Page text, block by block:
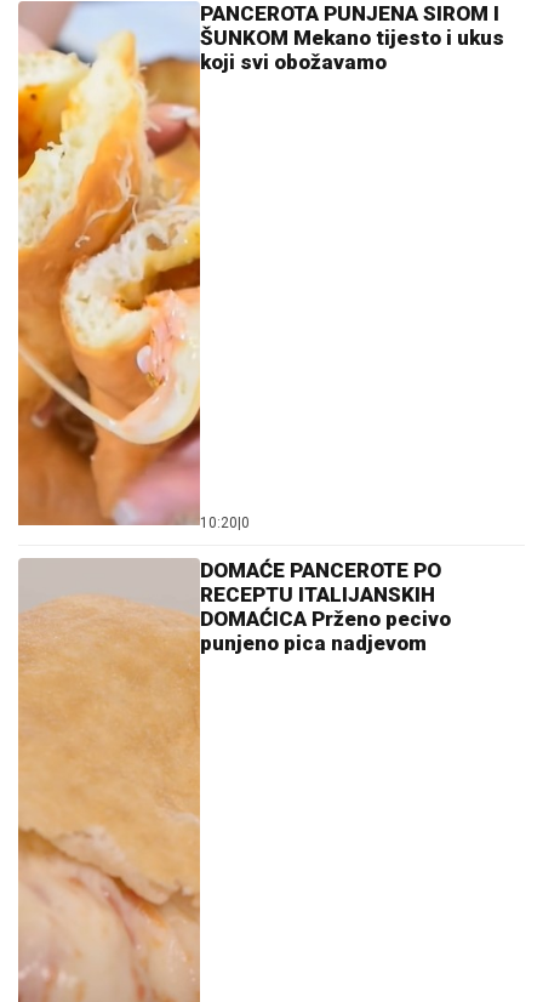
PANCEROTA PUNJENA SIROM I
ŠUNKOM Mekano tijesto i ukus
koji svi obožavamo
10:20 0
DOMAĆE PANCEROTE PO
RECEPTU ITALIJANSKIH
DOMAĆICA Prženo pecivo
punjeno pica nadjevom